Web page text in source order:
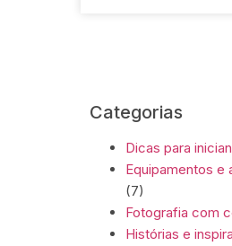
Categorias
Dicas para
Equipamentos e
(7)
Fotografia com
Histórias e